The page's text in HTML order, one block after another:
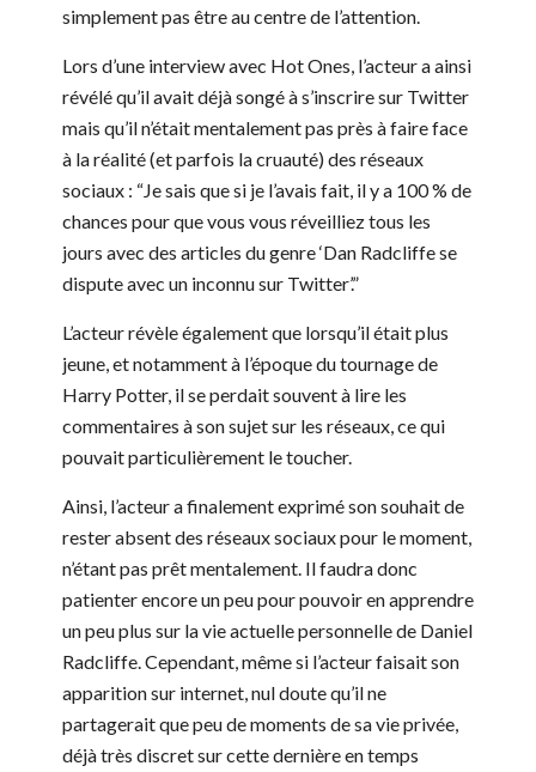
simplement pas être au centre de l’attention.
Lors d’une interview avec Hot Ones, l’acteur a ainsi
révélé qu’il avait déjà songé à s’inscrire sur Twitter
mais qu’il n’était mentalement pas près à faire face
à la réalité (et parfois la cruauté) des réseaux
sociaux : “Je sais que si je l’avais fait, il y a 100 % de
chances pour que vous vous réveilliez tous les
jours avec des articles du genre ‘Dan Radcliffe se
dispute avec un inconnu sur Twitter’.”
L’acteur révèle également que lorsqu’il était plus
jeune, et notamment à l’époque du tournage de
Harry Potter, il se perdait souvent à lire les
commentaires à son sujet sur les réseaux, ce qui
pouvait particulièrement le toucher.
Ainsi, l’acteur a finalement exprimé son souhait de
rester absent des réseaux sociaux pour le moment,
n’étant pas prêt mentalement. Il faudra donc
patienter encore un peu pour pouvoir en apprendre
un peu plus sur la vie actuelle personnelle de Daniel
Radcliffe. Cependant, même si l’acteur faisait son
apparition sur internet, nul doute qu’il ne
partagerait que peu de moments de sa vie privée,
déjà très discret sur cette dernière en temps